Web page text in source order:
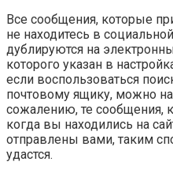
Все сообщения, которые
не находитесь в
дублируются на
которого указан в
если воспользоваться
почтовому ящику, можно
сожалению, те сообщения,
когда вы находились на
отправлены вами, таким
удастся.